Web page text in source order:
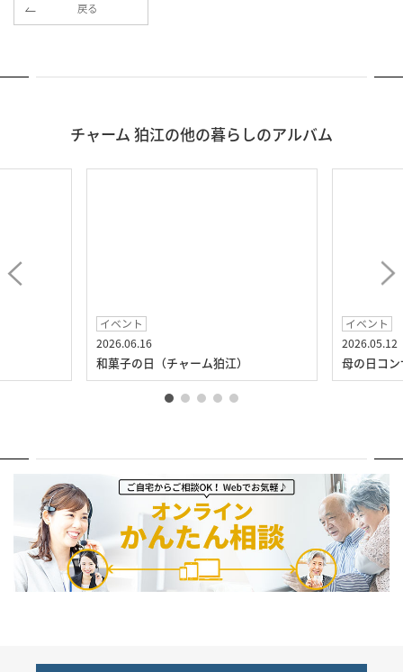
戻る
チャーム 狛江の他の暮らしのアルバム
イベント
2026.06.16
和菓子の日（チャーム狛江）
イベント
2026.05.12
母の日コ